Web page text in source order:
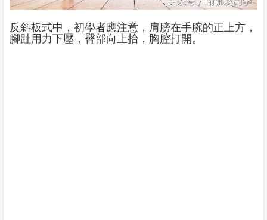
反斜板式中，初學者應注意，肩膀在手腕的正上方，
腳趾用力下壓，臀部向上抬，胸腔打開。